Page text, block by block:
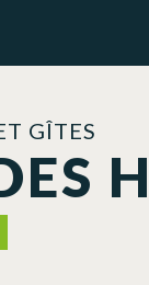
GÎTES